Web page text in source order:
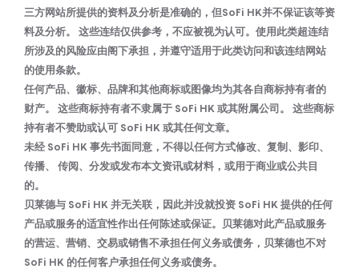
三方网站所提供的资料及分析是准确的，但SoFi HK并不保证该等资
料及分析。 这些连结仅供参考，不应被视为认可。使用此类超连结
所涉及的风险应由阁下承担，并遵守适用于此类访问和该连结网站
的使用条款。
任何产品、徽标、品牌和其他商标或图像均为其各自商标持有者的
财产。 这些商标持有者不隶属于 SoFi HK 或其附属公司。 这些商标
持有者不赞助或认可 SoFi HK 或其任何文章。
未经 SoFi HK 事先书面同意，不得以任何方式修改、复制、影印、
传播、 传阅、分发或发布本文资讯或材料，或用于商业或公共目
的。
贝莱德与 SoFi HK 并无关联，因此并没就投资 SoFi HK 提供的任何
产品或服务的适宜性作出任何陈述或保证。贝莱德对此产品或服务
的营运、营销、交易或销售不承担任何义务或债务，贝莱德也不对
SoFi HK 的任何客户承担任何义务或债务。